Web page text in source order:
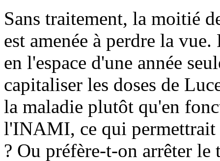
Sans traitement, la moitié
est amenée à perdre la
en l'espace d'une année
capitaliser les doses de
la maladie plutôt qu'en
l'INAMI, ce qui permettrait
? Ou préfère-t-on arrêter le